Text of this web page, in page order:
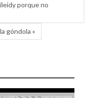
porque no
góndola »